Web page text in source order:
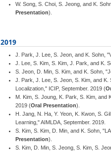
W. Song, S. Choi, S. Jeong, and K.
Presentation).
2019
J. Park, J. Lee, S. Jeon, and K. Sohn,
J. Lee, S. Kim, S. Kim, J. Park, and K.
S. Jeon, D. Min, S. Kim, and K. Sohn,
J. Park, J. Lee, S. Jeon, S. Kim, and
Localization," ICIP, September. 2019 (
M. Kim, S. Joung, K. Park, S. Kim, and
2019 (Oral Presentation).
H. Jang, N. Ha, Y. Yeon, K. Kwon, S.
Learning," AIMLDA, September. 2019.
S. Kim, S. Kim, D. Min, and K. Sohn,
Presentation).
S. Kim, D. Min, S. Jeong, S. Kim, S.